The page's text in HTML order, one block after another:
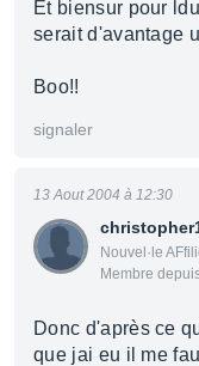
Et biensur pour
serait d'avantage
Boo!!
signaler
Nouvel·le
Membre
13 Aout 2004 à 12:30
Donc d'après ce
que jai eu il me